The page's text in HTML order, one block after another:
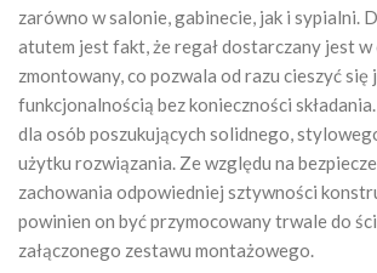
zarówno w salonie, gabinecie, jak i sypialni.
atutem jest fakt, że regał dostarczany jest w
zmontowany, co pozwala od razu cieszyć się
funkcjonalnością bez konieczności
dla osób poszukujących solidnego,
użytku rozwiązania. Ze względu na
zachowania odpowiedniej sztywności
powinien on być przymocowany trwale do
załączonego zestawu montażowego.